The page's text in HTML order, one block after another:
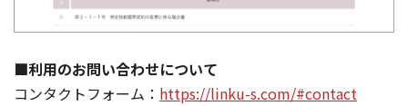
■利用のお問い合わせについて
コンタクトフォーム： https://linku-s.com/#contact